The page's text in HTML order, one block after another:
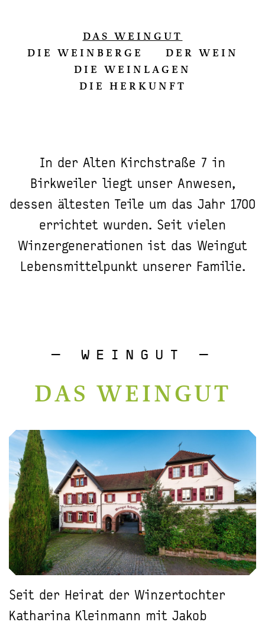
DAS WEINGUT
DIE WEINBERGE
DER WEIN
DIE WEINLAGEN
DIE HERKUNFT
In der Alten Kirchstraße 7 in
Birkweiler liegt unser Anwesen,
dessen ältesten Teile um das Jahr 1700
errichtet wurden. Seit vielen
Winzergenerationen ist das Weingut
Lebensmittelpunkt unserer Familie.
– WEINGUT –
DAS WEINGUT
Seit der Heirat der Winzertochter
Katharina Kleinmann mit Jakob